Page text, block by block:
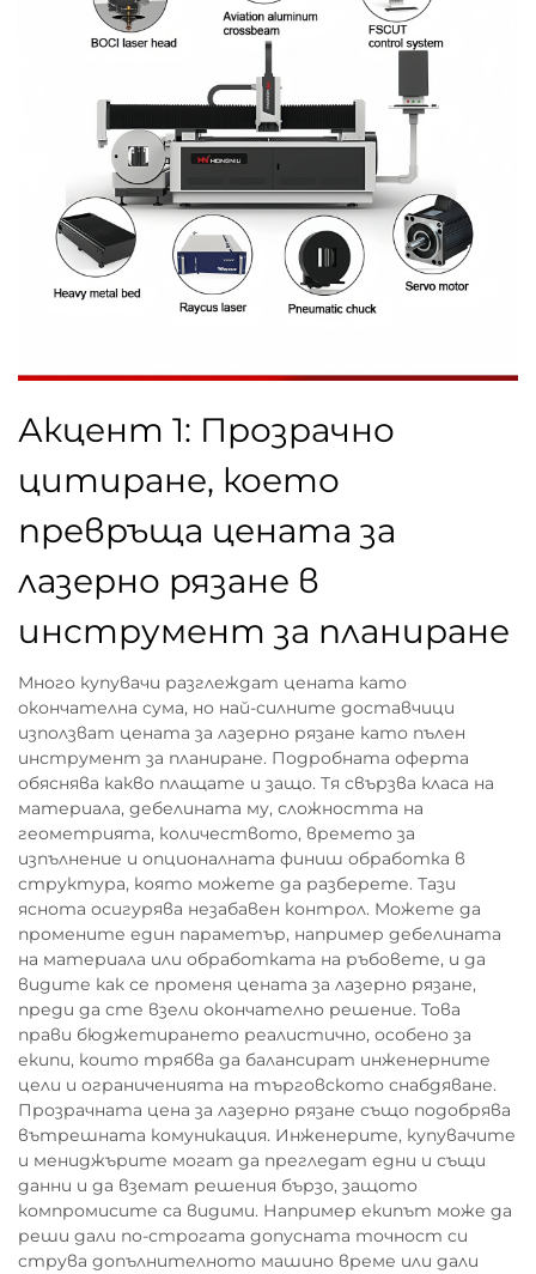
Акцент 1: Прозрачно
цитиране, което
превръща цената за
лазерно рязане в
инструмент за планиране
Много купувачи разглеждат цената като
окончателна сума, но най-силните доставчици
използват цената за лазерно рязане като пълен
инструмент за планиране. Подробната оферта
обяснява какво плащате и защо. Тя свързва класа на
материала, дебелината му, сложността на
геометрията, количеството, времето за
изпълнение и опционалната финиш обработка в
структура, която можете да разберете. Тази
яснота осигурява незабавен контрол. Можете да
промените един параметър, например дебелината
на материала или обработката на ръбовете, и да
видите как се променя цената за лазерно рязане,
преди да сте взели окончателно решение. Това
прави бюджетирането реалистично, особено за
екипи, които трябва да балансират инженерните
цели и ограниченията на търговското снабдяване.
Прозрачната цена за лазерно рязане също подобрява
вътрешната комуникация. Инженерите, купувачите
и мениджърите могат да прегледат едни и същи
данни и да вземат решения бързо, защото
компромисите са видими. Например екипът може да
реши дали по-строгата допусната точност си
струва допълнителното машино време или дали